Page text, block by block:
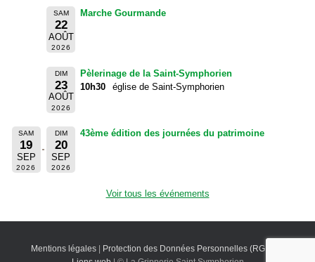
SAM
22
AOÛT
2026
Marche Gourmande
DIM
23
AOÛT
2026
Pèlerinage de la Saint-Symphorien
10h30
église de Saint-Symphorien
SAM
19
SEP
2026
DIM
20
SEP
2026
43ème édition des journées du patrimoine
Voir tous les événements
Mentions légales | Protection des Données Personnelles (RGPD)